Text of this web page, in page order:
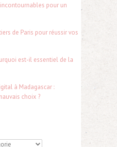
pour un
de Paris pour réussir vos
est-il essentiel de la
à Madagascar :
choix ?